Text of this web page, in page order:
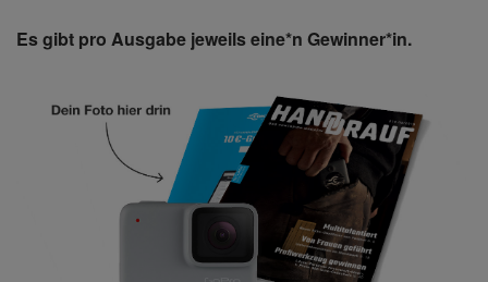
Es gibt pro Ausgabe jeweils eine*n Gewinner*in.